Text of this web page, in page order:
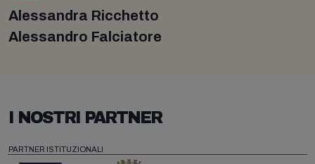
Alessandra Ricchetto
Alessandro Falciatore
I NOSTRI PARTNER
PARTNER ISTITUZIONALI